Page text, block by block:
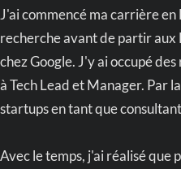
J'ai commencé ma carrière en
recherche avant de partir aux
chez Google. J'y ai occupé
à Tech Lead et Manager. Par
startups en tant que
Avec le temps, j'ai réalisé que